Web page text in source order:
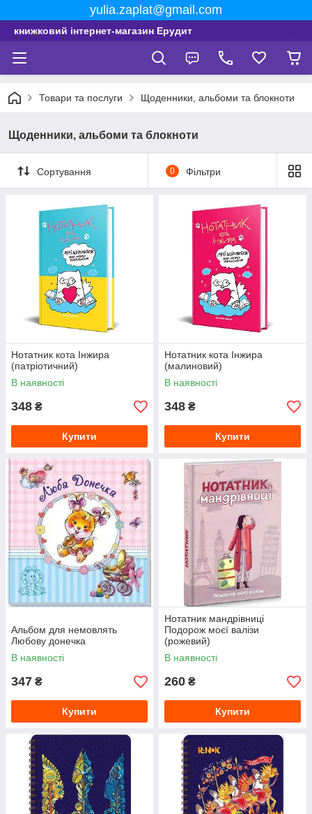
yulia.zaplat@gmail.com
книжковий інтернет-магазин Ерудит
Товари та послуги Щоденники, альбоми та блокноти
Щоденники, альбоми та блокноти
Сортування 0 Фільтри
Нотатник кота Інжира
(патріотичний)
В наявності
348 ₴
Купити
Нотатник кота Інжира
(малиновий)
В наявності
348 ₴
Купити
Альбом для немовлять
Любову донечка
В наявності
347 ₴
Купити
Нотатник мандрівниці
Подорож моєї валізи
(рожевий)
В наявності
260 ₴
Купити